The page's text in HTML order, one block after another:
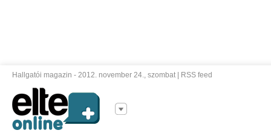
Hallgatói magazin - 2012. november 24., szombat | RSS feed